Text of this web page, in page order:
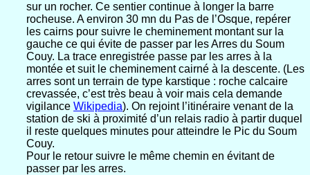
sur un rocher. Ce sentier continue à longer la barre
rocheuse. A environ 30 mn du Pas de l’Osque, repérer
les cairns pour suivre le cheminement montant sur la
gauche ce qui évite de passer par les Arres du Soum
Couy. La trace enregistrée passe par les arres à la
montée et suit le cheminement cairné à la descente. (Les
arres sont un terrain de type karstique : roche calcaire
crevassée, c’est très beau à voir mais cela demande
vigilance Wikipedia). On rejoint l’itinéraire venant de la
station de ski à proximité d’un relais radio à partir duquel
il reste quelques minutes pour atteindre le Pic du Soum
Couy.
Pour le retour suivre le même chemin en évitant de
passer par les arres.